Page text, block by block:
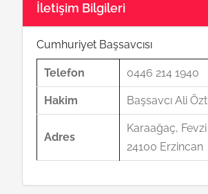
İletişim Bilgileri
Cumhuriyet Başsavcısı
Telefon 0446 214 1940
Hakim Başsavcı Ali
Adres
Karaağaç,
24100 Erzincan